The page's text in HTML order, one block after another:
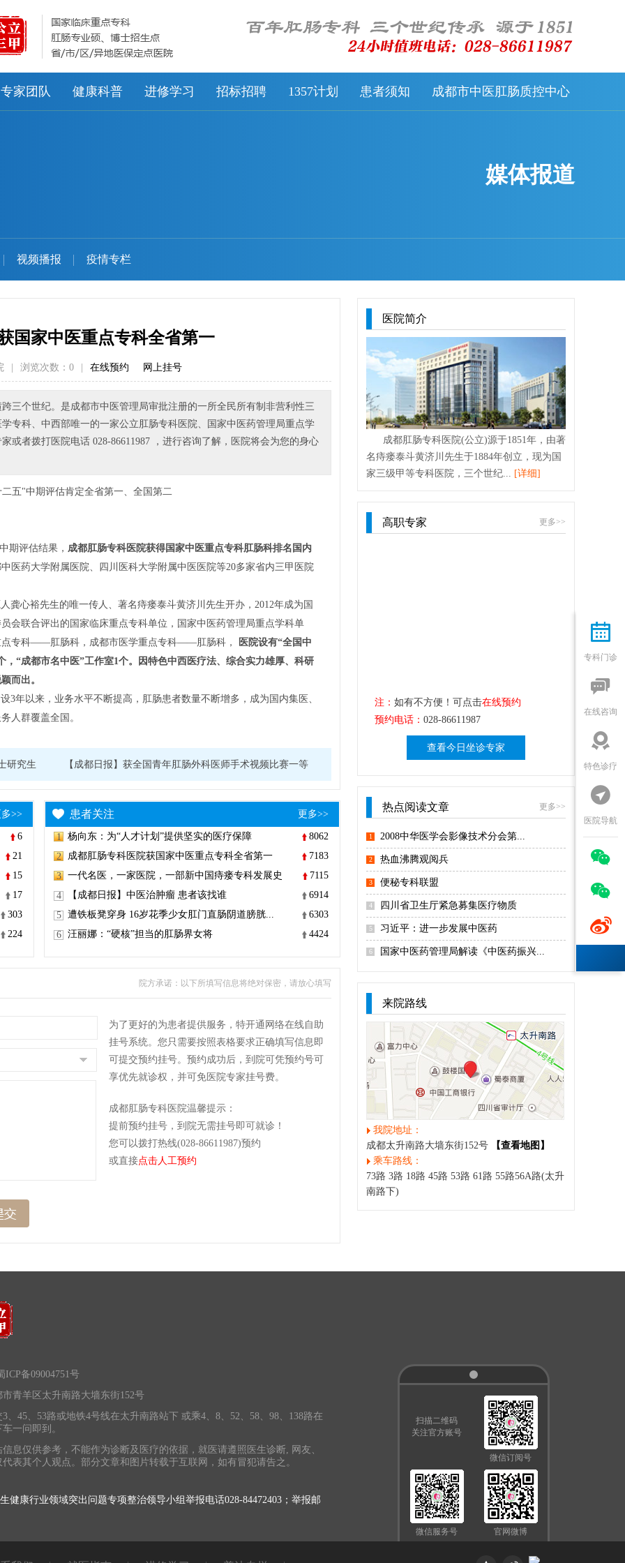
专家团队 健康科普 进修学习 招标招聘 1357计划 患者须知 成都市中医肛肠质控中心
媒体报道
视频播报 疫情专栏
国家中医重点专科全省第一
浏览次数： 0 在线预约 网上挂号
跨三个世纪。是成都市中医管理局审批注册的一所全民所有制非营利性三
专科、中西部唯一的一家公立肛肠专科医院、国家中医药管理局重点学
或者拨打医院电话 028-86611987 ，进行咨询了解，医院将会为您的身心
五"中期评估肯定全省第一、全国第二
期评估结果， 成都肛肠专科医院获得国家中医重点专科肛肠科排名国内
医药大学附属医院、四川医科大学附属中医医院等20多家省内三甲医院
龚心裕先生的唯一传人、著名痔瘘泰斗黄济川先生开办，2012年成为国
会联合评出的国家临床重点专科单位，国家中医药管理局重点学科单
点专科——肛肠科，成都市医学重点专科——肛肠科，
医院设有“全国中
“成都市名中医”工作室1个。因特色中西医疗法、综合实力雄厚、科研
而出。
3年以来，业务水平不断提高，肛肠患者数量不断增多，成为国内集医、
人群覆盖全国。
研究生 【成都日报】获全国青年肛肠外科医师手术视频比赛一等
>>
6
21
15
17
303
224
患者关注 更多>>
1 杨向东：为“人才计划”提供坚实的医疗保障
8062
2
成都肛肠专科医院获国家中医重点专科全省第一
7183
3
一代名医，一家医院，一部新中国痔瘘专科发展史
7115
4
【成都日报】中医治肿瘤 患者该找谁
6914
5
遭铁板凳穿身 16岁花季少女肛门直肠阴道膀胱...
6303
6
汪丽娜：“硬核”担当的肛肠界女将 4424
院方承诺：以下所填写信息将绝对保密，请放心填写
为了更好的为患者提供服务，特开通网络在线自助
挂号系统。您只需要按照表格要求正确填写信息即
可提交预约挂号。预约成功后，到院可凭预约号可
享优先就诊权，并可免医院专家挂号费。
成都肛肠专科医院温馨提示：
提前预约挂号，到院无需挂号即可就诊！
您可以拨打热线(028-86611987)预约
或直接点击人工预约
医院简介
成都肛肠专科医院(公立)源于1851年，由著
名痔瘘泰斗黄济川先生于1884年创立，现为国
家三级甲等专科医院，三个世纪...
[详细]
高职专家 更多>>
注： 如有不方便！可点击在线预约
预约电话： 028-86611987
查看今日坐诊专家
热点阅读文章 更多>>
1 2008中华医学会影像技术分会第...
2 热血沸腾观阅兵
3 便秘专科联盟
4 四川省卫生厅紧急募集医疗物质
5 习近平：进一步发展中医药
6 国家中医药管理局解读《中医药振兴...
来院路线
我院地址：
成都太升南路大墙东街152号
【查看地图】
乘车路线：
73路 3路 18路 45路 53路 61路 55路56A路(太升
南路下)

专科门诊

在线咨询

特色诊疗

医院导航



ICP备09004751号
青羊区太升南路大墙东街152号
、45、53路或地铁4号线在太升南路站下 或乘4、8、52、58、98、138路在
一问即到。
息仅供参考，不能作为诊断及医疗的依据，就医请遵照医生诊断, 网友、
表其个人观点。部分文章和图片转载于互联网，如有冒犯请告之。
健康行业领域突出问题专项整治领导小组举报电话028-84472403；举报邮
扫描二维码
关注官方账号
微信订阅号
微信服务号 官网微博